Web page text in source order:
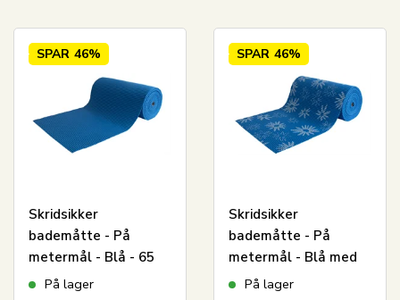
SPAR 46%
Skridsikker
bademåtte - På
metermål - Blå - 65
cm bred -
På lager
SPAR 46%
Skridsikker
bademåtte - På
metermål - Blå med
blomster - 65 cm bred
På lager